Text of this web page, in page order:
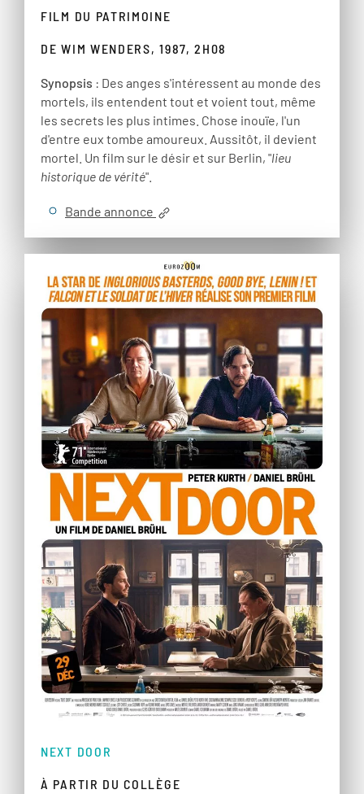
FILM DU PATRIMOINE
DE WIM WENDERS, 1987, 2H08
Synopsis : Des anges s'intéressent au monde des
mortels, ils entendent tout et voient tout, même
les secrets les plus intimes. Chose inouïe, l'un
d'entre eux tombe amoureux. Aussitôt, il devient
mortel. Un film sur le désir et sur Berlin, "lieu
historique de vérité".
Bande annonce
NEXT DOOR
À PARTIR DU COLLÈGE